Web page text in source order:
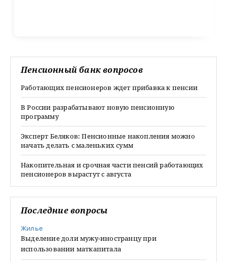
Пенсионный банк вопросов
Работающих пенсионеров ждет прибавка к пенсии
В России разрабатывают новую пенсионную
программу
Эксперт Беляков: Пенсионные накопления можно
начать делать с маленьких сумм
Накопительная и срочная части пенсий работающих
пенсионеров вырастут с августа
Последние вопросы
Жилье
Выделение доли мужу-иностранцу при
использовании маткапитала